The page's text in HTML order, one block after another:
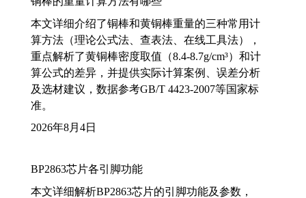
本文详细介绍了铜棒和黄铜棒重量的三种常用计
算方法（理论公式法、查表法、在线工具法），
重点解析了黄铜棒密度取值（8.4-8.7g/cm³）和计
算公式的差异，并提供实际计算案例、误差分析
及选材建议，数据参考GB/T 4423-2007等国家标
准。
2026年8月4日
BP2863芯片各引脚功能
本文详细解析BP2863芯片的引脚功能及参数，